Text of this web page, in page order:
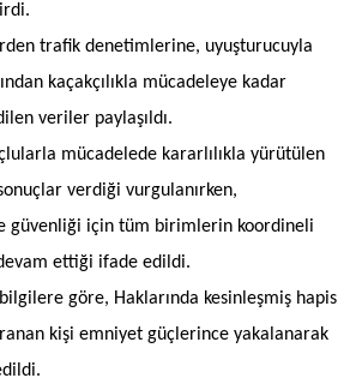
trafik denetimlerine, uyuşturucuyla
kaçakçılıkla mücadeleye kadar
veriler paylaşıldı.
mücadelede kararlılıkla yürütülen
verdiği vurgulanırken,
güvenliği için tüm birimlerin koordineli
ettiği ifade edildi.
bilgilere göre, Haklarında kesinleşmiş hapis
kişi emniyet güçlerince yakalanarak